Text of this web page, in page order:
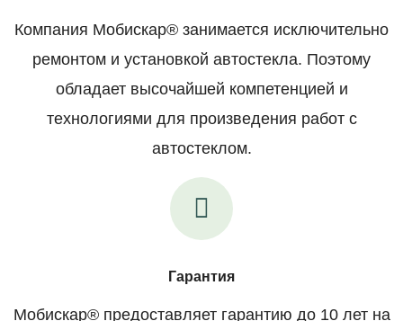
Компания Мобискар® занимается исключительно
ремонтом и установкой автостекла. Поэтому
обладает высочайшей компетенцией и
технологиями для произведения работ с
автостеклом.
Гарантия
Мобискар® предоставляет гарантию до 10 лет на